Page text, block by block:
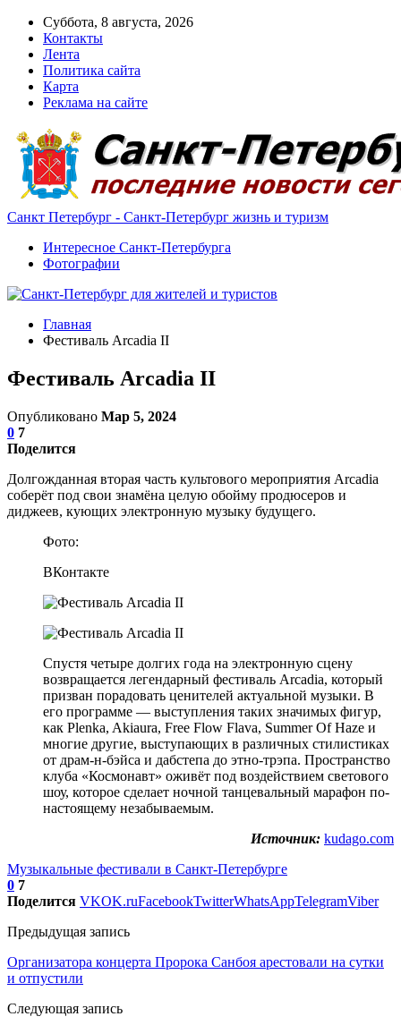
Суббота, 8 августа, 2026
Контакты
Лента
Политика сайта
Карта
Реклама на сайте
Санкт Петербург - Санкт-Петербург жизнь и туризм
Интересное Санкт-Петербурга
Фотографии
Главная
Фестиваль Arcadia II
Фестиваль Arcadia II
Опубликовано Мар 5, 2024
0 7
Поделится
Долгожданная вторая часть культового мероприятия Arcadia
соберёт под свои знамёна целую обойму продюсеров и
диджеев, кующих электронную музыку будущего.
Фото:
ВКонтакте
Спустя четыре долгих года на электронную сцену
возвращается легендарный фестиваль Arcadia, который
призван порадовать ценителей актуальной музыки. В
его программе — выступления таких значимых фигур,
как Plenka, Akiaura, Free Flow Flava, Summer Of Haze и
многие другие, выступающих в различных стилистиках
от драм-н-бэйса и дабстепа до этно-трэпа. Пространство
клуба «Космонавт» оживёт под воздействием светового
шоу, которое сделает ночной танцевальный марафон по-
настоящему незабываемым.
Источник: kudago.com
Музыкальные фестивали в Санкт-Петербурге
0 7
Поделится VKOK.ruFacebookTwitterWhatsAppTelegramViber
Предыдущая запись
Организатора концерта Пророка Санбоя арестовали на сутки
и отпустили
Следующая запись